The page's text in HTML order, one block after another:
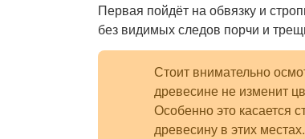
Первая пойдёт на обвязку и
без видимых следов порчи и
Стоит внимательно
древесине не изменит
Особенно это касается
древесину в этих местах.